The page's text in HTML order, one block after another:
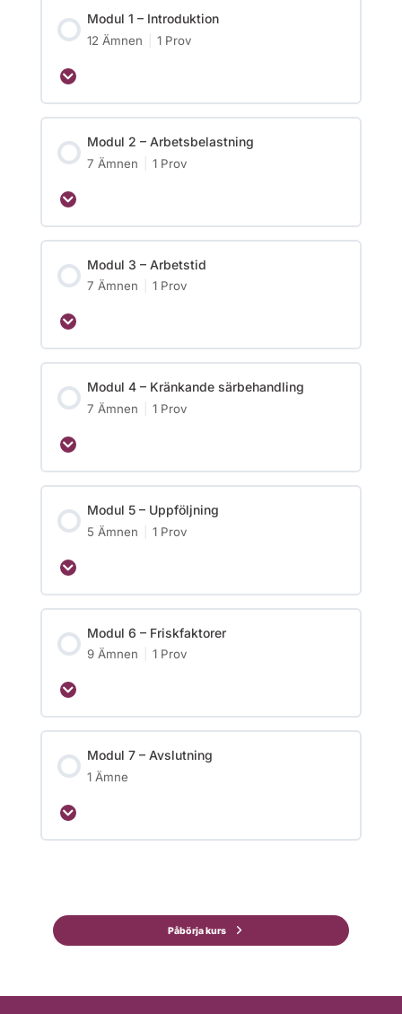
Modul 1 – Introduktion
12 Ämnen 1 Prov
Modul 2 – Arbetsbelastning
7 Ämnen 1 Prov
Modul 3 – Arbetstid
7 Ämnen 1 Prov
Modul 4 – Kränkande särbehandling
7 Ämnen 1 Prov
Modul 5 – Uppföljning
5 Ämnen 1 Prov
Modul 6 – Friskfaktorer
9 Ämnen 1 Prov
Modul 7 – Avslutning
1 Ämne
Påbörja kurs